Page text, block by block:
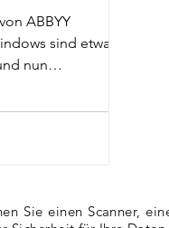
ABBYY
sind etwa
nun
Sie einen Scanner,